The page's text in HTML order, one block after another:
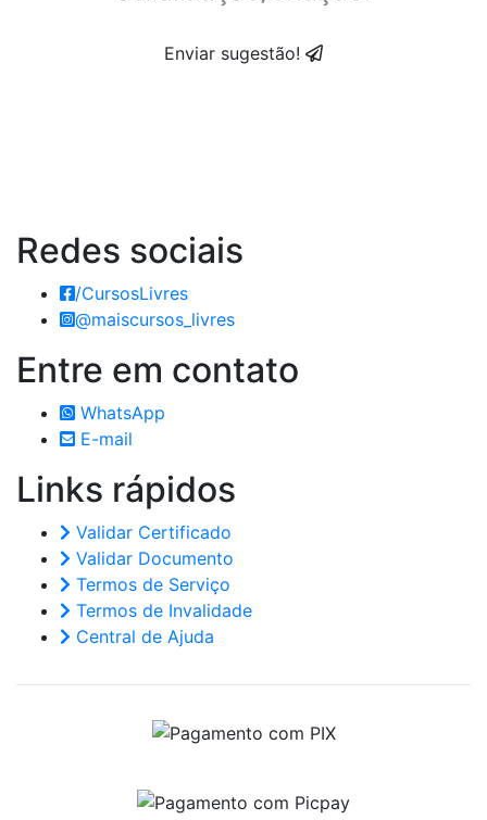
Enviar sugestão!
Redes sociais
/CursosLivres
@maiscursos_livres
Entre em contato
WhatsApp
E-mail
Links rápidos
Validar Certificado
Validar Documento
Termos de Serviço
Termos de Invalidade
Central de Ajuda